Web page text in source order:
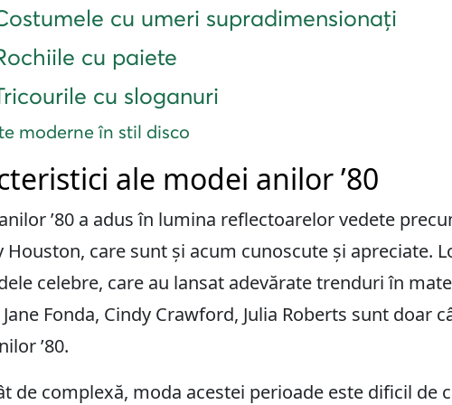
cu umeri supradimensionați
cu paiete
cu sloganuri
moderne în stil disco
ale modei anilor ’80
’80 a adus în lumina reflectoarelor vedete
Houston, care sunt și acum cunoscute și apreciate.
celebre, care au lansat adevărate trenduri în
Jane Fonda, Cindy Crawford, Julia Roberts sunt doar
’80.
de complexă, moda acestei perioade este dificil de